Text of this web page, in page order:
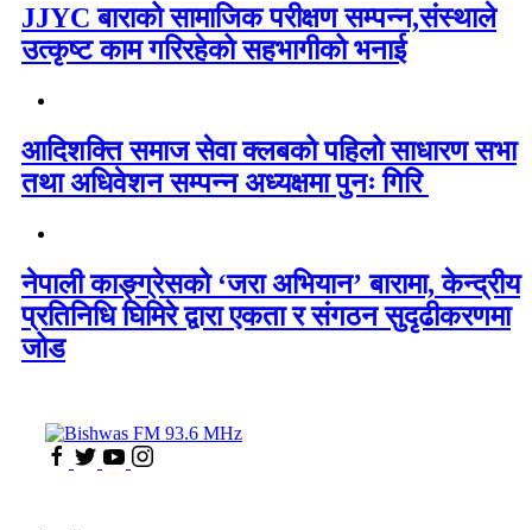
JJYC बाराको सामाजिक परीक्षण सम्पन्न,संस्थाले
उत्कृष्ट काम गरिरहेको सहभागीको भनाई
आदिशक्ति समाज सेवा क्लबको पहिलो साधारण सभा
तथा अधिवेशन सम्पन्न अध्यक्षमा पुनः गिरि
नेपाली काङ्ग्रेसको ‘जरा अभियान’ बारामा, केन्द्रीय
प्रतिनिधि घिमिरे द्वारा एकता र संगठन सुदृढीकरणमा
जोड